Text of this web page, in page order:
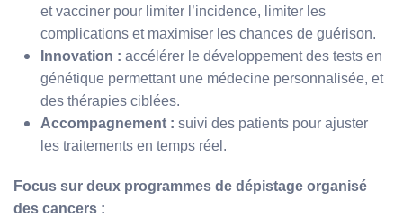
et vacciner pour limiter l’incidence, limiter les
complications et maximiser les chances de guérison.
Innovation : accélérer le développement des tests en
génétique permettant une médecine personnalisée, et
des thérapies ciblées.
Accompagnement : suivi des patients pour ajuster
les traitements en temps réel.
Focus sur deux programmes de dépistage organisé
des cancers :